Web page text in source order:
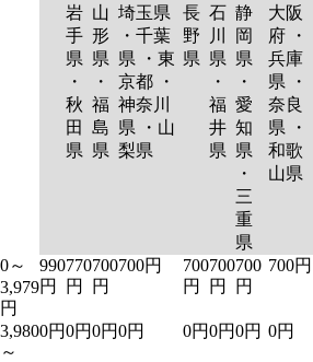
岩
手
県
・
秋
田
県
山
形
県
・
福
島
県
埼玉県
・千葉
県 ・東
京都 ・
神奈川
県 ・山
梨県
長
野
県
石
川
県
・
福
井
県
静
岡
県
・
愛
知
県
・
三
重
県
大阪
府 ・
兵庫
県 ・
奈良
県 ・
和歌
山県
0～
3,979
円
990
円
770
円
700
円
700円
700
円
700
円
700
円
700円
3,980
～
0円0円0円0円 0円0円0円 0円